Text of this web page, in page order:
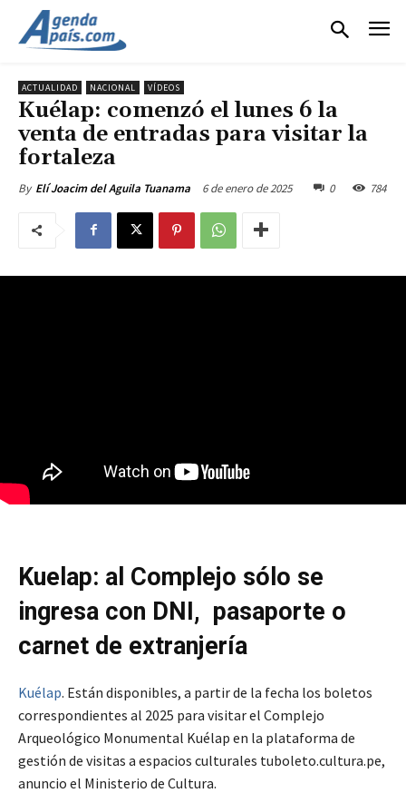
ACTUALIDAD NACIONAL VÍDEOS
Kuélap: comenzó el lunes 6 la
venta de entradas para visitar la
fortaleza
By Elí Joacim del Aguila Tuanama 6 de enero de 2025 0 784
Kuelap: al Complejo sólo se
ingresa con DNI, pasaporte o
carnet de extranjería
Kuélap. Están disponibles, a partir de la fecha los boletos
correspondientes al 2025 para visitar el Complejo
Arqueológico Monumental Kuélap en la plataforma de
gestión de visitas a espacios culturales tuboleto.cultura.pe,
anuncio el Ministerio de Cultura.